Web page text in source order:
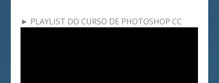
► PLAYLIST DO CURSO DE PHOTOSHOP CC